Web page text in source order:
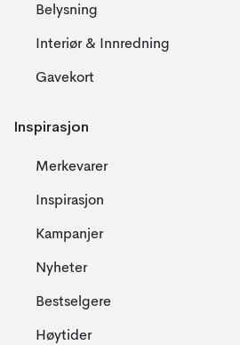
Belysning
Interiør & Innredning
Gavekort
Inspirasjon
Merkevarer
Inspirasjon
Kampanjer
Nyheter
Bestselgere
Høytider